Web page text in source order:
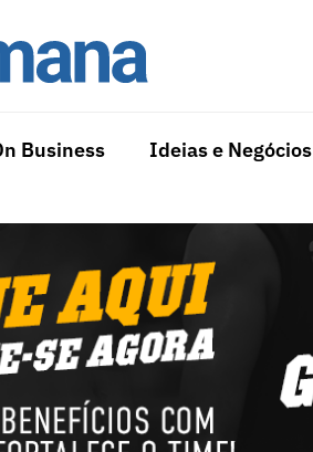
Business Ideias e Negócios